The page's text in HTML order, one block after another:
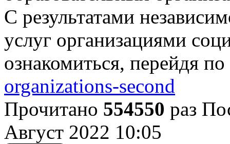
С результатами
услуг организациями
ознакомиться, перейдя
organizations-second
Прочитано 554550 раз
Август 2022 10:05